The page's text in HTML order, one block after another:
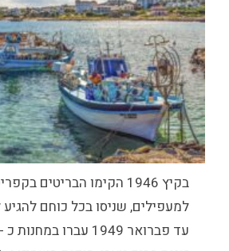
בקיץ 1946 הקימו הבריטים
למעפילים, שניסו בכל כוחם